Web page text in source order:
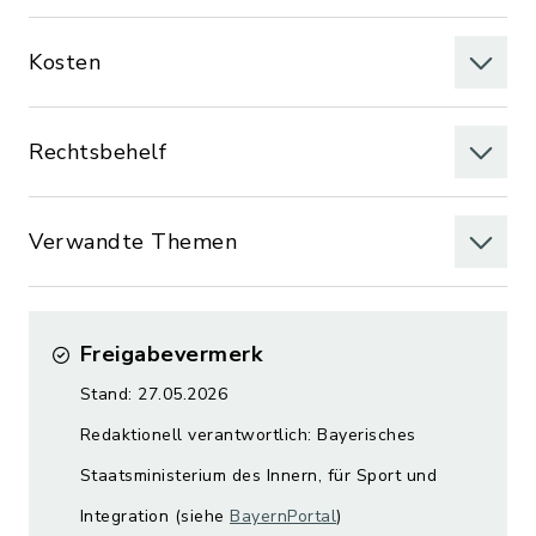
Kosten
Rechtsbehelf
Verwandte Themen
Freigabevermerk
Stand: 27.05.2026
Redaktionell verantwortlich: Bayerisches
Staatsministerium des Innern, für Sport und
Integration (siehe BayernPortal)